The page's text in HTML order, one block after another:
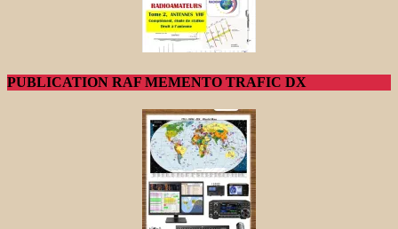
PUBLICATION RAF MEMENTO TRAFIC DX